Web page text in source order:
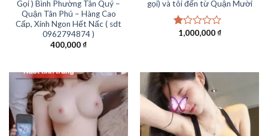
Gọi ) Bình Phường Tân Quý –
Quận Tân Phú – Hàng Cao
Cấp, Xinh Ngon Hết Nấc ( sdt
0962794874 )
400,000₫
gọi) và tôi đến từ Quận Mười
Được
5
sao
1,000,000₫